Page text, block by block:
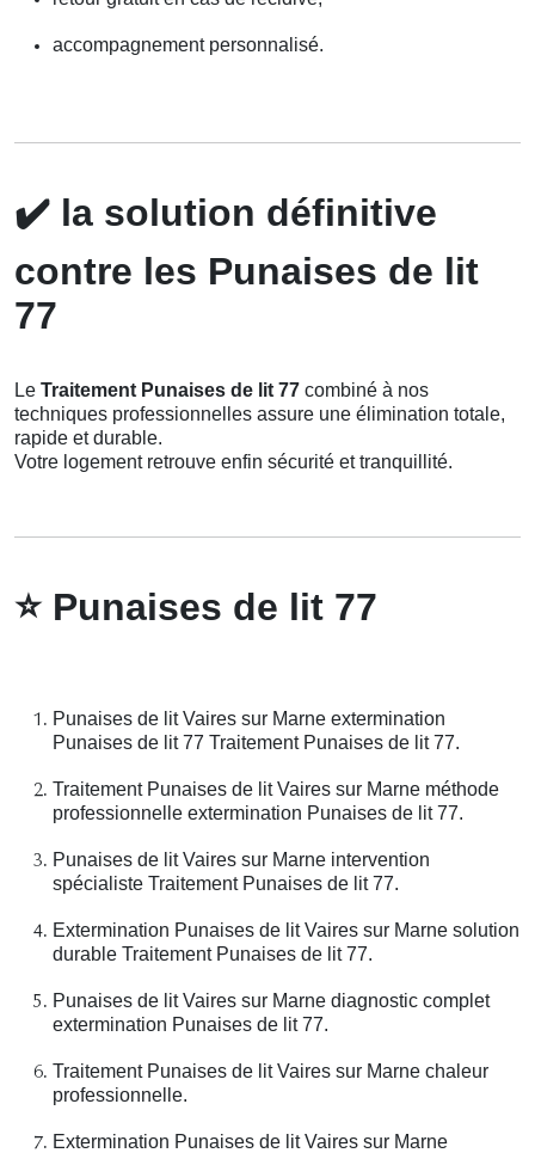
accompagnement personnalisé.
✔️ la solution définitive
contre les Punaises de lit
77
Le Traitement Punaises de lit 77 combiné à nos
techniques professionnelles assure une élimination totale,
rapide et durable.
Votre logement retrouve enfin sécurité et tranquillité.
⭐Punaises de lit 77
Punaises de lit Vaires sur Marne extermination
Punaises de lit 77 Traitement Punaises de lit 77.
Traitement Punaises de lit Vaires sur Marne méthode
professionnelle extermination Punaises de lit 77.
Punaises de lit Vaires sur Marne intervention
spécialiste Traitement Punaises de lit 77.
Extermination Punaises de lit Vaires sur Marne solution
durable Traitement Punaises de lit 77.
Punaises de lit Vaires sur Marne diagnostic complet
extermination Punaises de lit 77.
Traitement Punaises de lit Vaires sur Marne chaleur
professionnelle.
Extermination Punaises de lit Vaires sur Marne